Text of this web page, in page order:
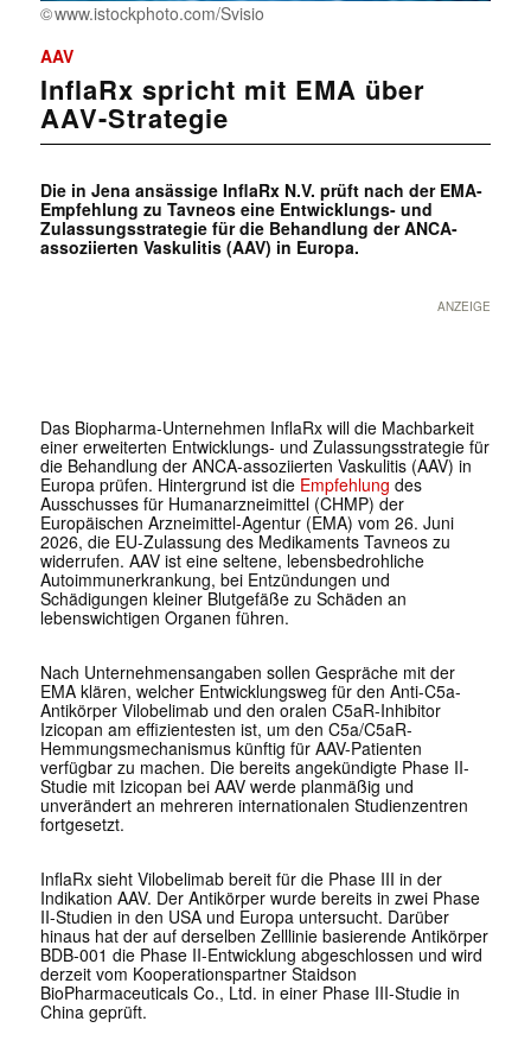
www.istockphoto.com/Svisio
AAV
InflaRx spricht mit EMA über
AAV-Strategie
Die in Jena ansässige InflaRx N.V. prüft nach der EMA-
Empfehlung zu Tavneos eine Entwicklungs- und
Zulassungsstrategie für die Behandlung der ANCA-
assoziierten Vaskulitis (AAV) in Europa.
ANZEIGE
Das Biopharma-Unternehmen InflaRx will die Machbarkeit
einer erweiterten Entwicklungs- und Zulassungsstrategie für
die Behandlung der ANCA-assoziierten Vaskulitis (AAV) in
Europa prüfen. Hintergrund ist die Empfehlung des
Ausschusses für Humanarzneimittel (CHMP) der
Europäischen Arzneimittel-Agentur (EMA) vom 26. Juni
2026, die EU-Zulassung des Medikaments Tavneos zu
widerrufen. AAV ist eine seltene, lebensbedrohliche
Autoimmunerkrankung, bei Entzündungen und
Schädigungen kleiner Blutgefäße zu Schäden an
lebenswichtigen Organen führen.
Nach Unternehmensangaben sollen Gespräche mit der
EMA klären, welcher Entwicklungsweg für den Anti-C5a-
Antikörper Vilobelimab und den oralen C5aR-Inhibitor
Izicopan am effizientesten ist, um den C5a/C5aR-
Hemmungsmechanismus künftig für AAV-Patienten
verfügbar zu machen. Die bereits angekündigte Phase II-
Studie mit Izicopan bei AAV werde planmäßig und
unverändert an mehreren internationalen Studienzentren
fortgesetzt.
InflaRx sieht Vilobelimab bereit für die Phase III in der
Indikation AAV. Der Antikörper wurde bereits in zwei Phase
II-Studien in den USA und Europa untersucht. Darüber
hinaus hat der auf derselben Zelllinie basierende Antikörper
BDB-001 die Phase II-Entwicklung abgeschlossen und wird
derzeit vom Kooperationspartner Staidson
BioPharmaceuticals Co., Ltd. in einer Phase III-Studie in
China geprüft.